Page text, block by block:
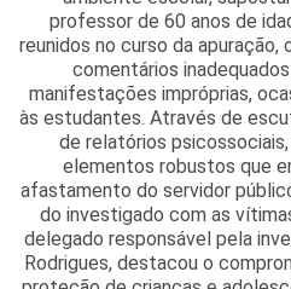
professor de 60 anos de
reunidos no curso da
comentários
manifestações impróprias,
às estudantes. Através de
de relatórios
elementos robustos que
afastamento do servidor
do investigado com as
delegado responsável pela
Rodrigues, destacou o